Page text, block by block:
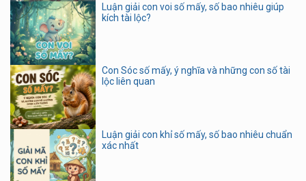
Luận giải con voi số mấy, số bao nhiêu giúp
kích tài lộc?
Con Sóc số mấy, ý nghĩa và những con số tài
lộc liên quan
Luận giải con khỉ số mấy, số bao nhiêu chuẩn
xác nhất